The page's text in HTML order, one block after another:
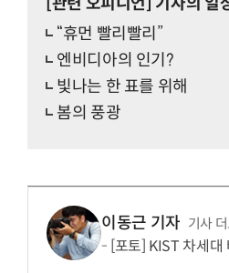
“휴먼 빨리빨리”
엔비디아의 인기?
빛나는 한 표를 위해
봄의 풍광
이동근 기자 기사 더
[포토] KIST 차세대